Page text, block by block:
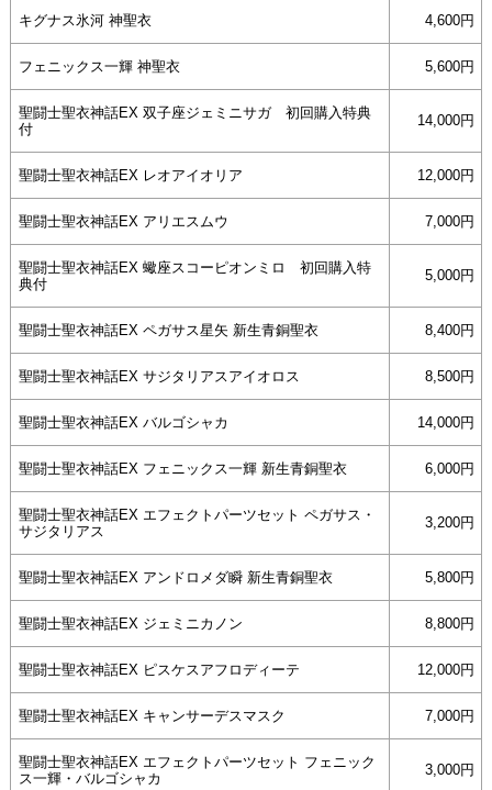
取
表
2025
年
anze@tecolab.co.jp
キグナス氷河 神聖衣 4,600円
フェニックス一輝 神聖衣 5,600円
聖闘士聖衣神話EX 双子座ジェミニサガ 初回購入特典
付
14,000円
聖闘士聖衣神話EX レオアイオリア 12,000円
聖闘士聖衣神話EX アリエスムウ 7,000円
聖闘士聖衣神話EX 蠍座スコーピオンミロ 初回購入特
典付
5,000円
聖闘士聖衣神話EX ペガサス星矢 新生青銅聖衣 8,400円
聖闘士聖衣神話EX サジタリアスアイオロス 8,500円
聖闘士聖衣神話EX バルゴシャカ 14,000円
聖闘士聖衣神話EX フェニックス一輝 新生青銅聖衣 6,000円
聖闘士聖衣神話EX エフェクトパーツセット ペガサス・
サジタリアス
3,200円
聖闘士聖衣神話EX アンドロメダ瞬 新生青銅聖衣 5,800円
聖闘士聖衣神話EX ジェミニカノン 8,800円
聖闘士聖衣神話EX ピスケスアフロディーテ 12,000円
聖闘士聖衣神話EX キャンサーデスマスク 7,000円
聖闘士聖衣神話EX エフェクトパーツセット フェニック
ス一輝・バルゴシャカ
3,000円